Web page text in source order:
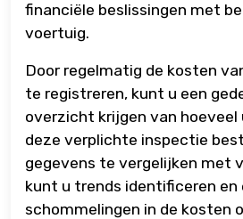
financiële beslissingen met
voertuig.
Door regelmatig de kosten
te registreren, kunt u een
overzicht krijgen van hoeveel
deze verplichte inspectie
gegevens te vergelijken met
kunt u trends identificeren en
schommelingen in de kosten